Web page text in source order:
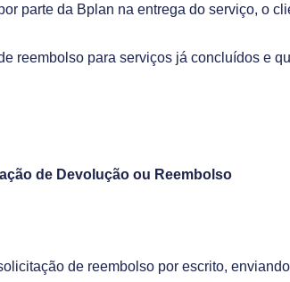
parte da Bplan na entrega do serviço, o
reembolso para serviços já concluídos e
de Devolução ou Reembolso
de reembolso por escrito,